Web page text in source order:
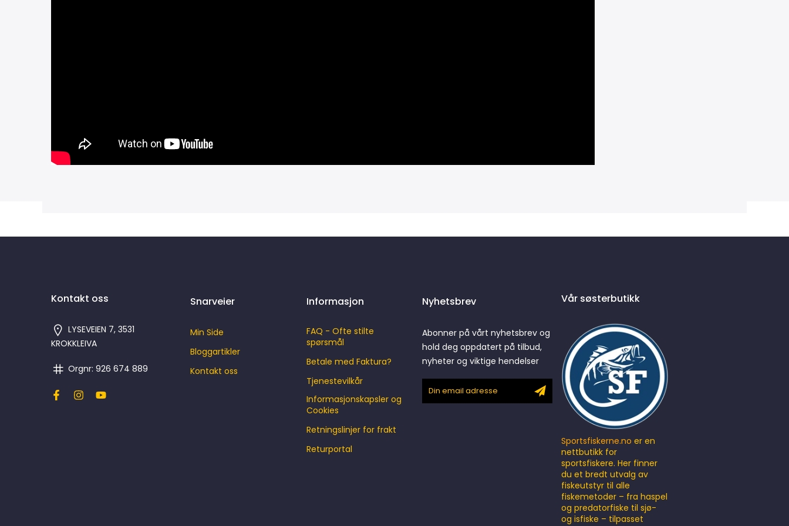
Kontakt oss
LYSEVEIEN 7, 3531
KROKKLEIVA
Orgnr: 926 674 889
Snarveier
Min Side
Bloggartikler
Kontakt oss
Informasjon
FAQ - Ofte stilte
spørsmål
Betale med Faktura?
Tjenestevilkår
Informasjonskapsler og
Cookies
Retningslinjer for frakt
Returportal
Nyhetsbrev
Abonner på vårt nyhetsbrev og
hold deg oppdatert på tilbud,
nyheter og viktige hendelser
Vår søsterbutikk
Sportsfiskerne.no er en
nettbutikk for
sportsfiskere. Her finner
du et bredt utvalg av
fiskeutstyr til alle
fiskemetoder – fra haspel
og predatorfiske til sjø-
og isfiske – tilpasset